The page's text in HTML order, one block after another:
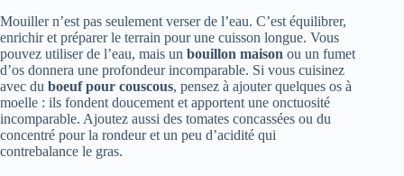
Mouiller n’est pas seulement verser de l’eau. C’est équilibrer,
enrichir et préparer le terrain pour une cuisson longue. Vous
pouvez utiliser de l’eau, mais un bouillon maison ou un fumet
d’os donnera une profondeur incomparable. Si vous cuisinez
avec du boeuf pour couscous, pensez à ajouter quelques os à
moelle : ils fondent doucement et apportent une onctuosité
incomparable. Ajoutez aussi des tomates concassées ou du
concentré pour la rondeur et un peu d’acidité qui
contrebalance le gras.